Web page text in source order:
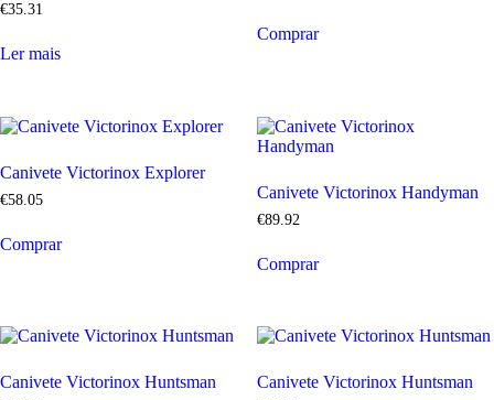
€35.31
Ler mais
Comprar
Canivete Victorinox Explorer
€58 05
Comprar
Canivete Victorinox Handyman
€89. 92
Comprar
Canivete Victorinox Huntsman Canivete Victorinox Huntsman